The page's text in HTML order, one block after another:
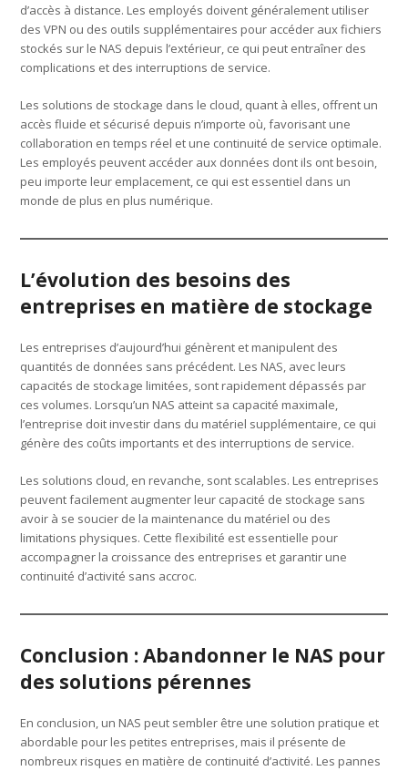
d’accès à distance. Les employés doivent généralement utiliser
des VPN ou des outils supplémentaires pour accéder aux fichiers
stockés sur le NAS depuis l’extérieur, ce qui peut entraîner des
complications et des interruptions de service.
Les solutions de stockage dans le cloud, quant à elles, offrent un
accès fluide et sécurisé depuis n’importe où, favorisant une
collaboration en temps réel et une continuité de service optimale.
Les employés peuvent accéder aux données dont ils ont besoin,
peu importe leur emplacement, ce qui est essentiel dans un
monde de plus en plus numérique.
L’évolution des besoins des
entreprises en matière de stockage
Les entreprises d’aujourd’hui génèrent et manipulent des
quantités de données sans précédent. Les NAS, avec leurs
capacités de stockage limitées, sont rapidement dépassés par
ces volumes. Lorsqu’un NAS atteint sa capacité maximale,
l’entreprise doit investir dans du matériel supplémentaire, ce qui
génère des coûts importants et des interruptions de service.
Les solutions cloud, en revanche, sont scalables. Les entreprises
peuvent facilement augmenter leur capacité de stockage sans
avoir à se soucier de la maintenance du matériel ou des
limitations physiques. Cette flexibilité est essentielle pour
accompagner la croissance des entreprises et garantir une
continuité d’activité sans accroc.
Conclusion : Abandonner le NAS pour
des solutions pérennes
En conclusion, un NAS peut sembler être une solution pratique et
abordable pour les petites entreprises, mais il présente de
nombreux risques en matière de continuité d’activité. Les pannes